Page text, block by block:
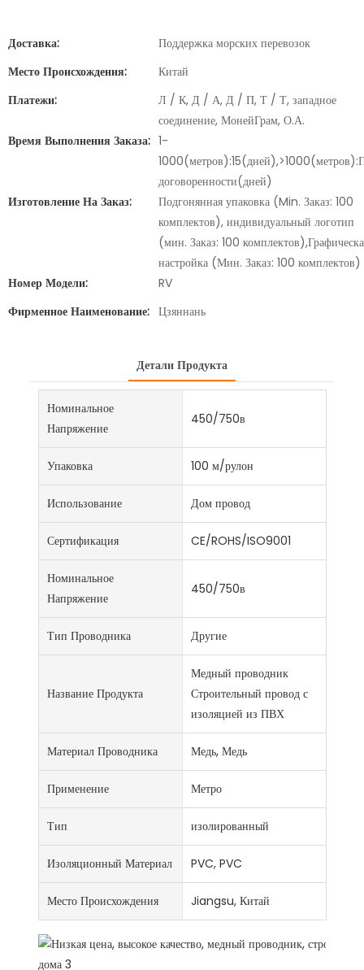
Доставка:
Поддержка морских перевозок
Место Происхождения:
Китай
Платежи:
Л / К, Д / А, Д / П, Т / Т, западное
соединение, МонейГрам, О.А.
Время Выполнения Заказа: 1-
договоренности(дней)
Изготовление На Заказ:
Подгонянная упаковка (Min. Заказ: 100
комплектов), индивидуальный логотип
(мин. Заказ: 100
настройка (Мин. Заказ: 100 комплектов)
Номер Модели:
RV
Фирменное Наименование: Цзяннань
Детали Продукта
Номинальное
Напряжение
450/750в
Упаковка 100 м/рулон
Использование Дом провод
Сертификация CE/ROHS/ISO9001
Номинальное
Напряжение
450/750в
Тип Проводника Другие
Название Продукта
Медный проводник
Строительный провод с
изоляцией из ПВХ
Материал Проводника Медь, Медь
Применение Метро
Тип изолированный
Изоляционный Материал PVC, PVC
Место Происхождения Jiangsu, Китай